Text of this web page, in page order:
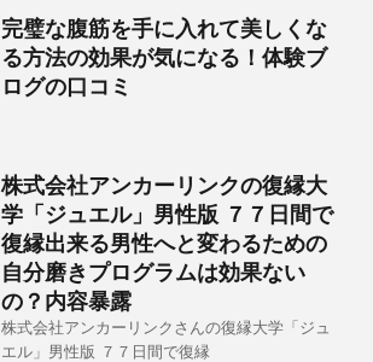
完璧な腹筋を手に入れて美しくな
る方法の効果が気になる！体験ブ
ログの口コミ
株式会社アンカーリンクの復縁大
学「ジュエル」男性版 ７７日間で
復縁出来る男性へと変わるための
自分磨きプログラムは効果ない
の？内容暴露
株式会社アンカーリンクさんの復縁大学「ジュ
エル」男性版 ７７日間で復縁